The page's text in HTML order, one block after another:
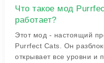
Что такое мод
работает?
Этот мод - настоящий
Purrfect Cats. Он
открывает все уровни и